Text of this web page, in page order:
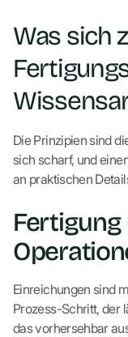
Was sich
Die Prinzipien sind
sich scharf, und
an praktischen
Einreichungen sind
Prozess-Schritt, der
das vorhersehbar